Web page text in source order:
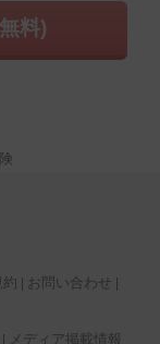
料)
約
お問い合わせ
メディア掲載情報